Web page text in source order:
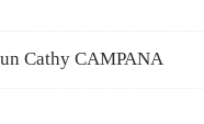
Cathy CAMPANA